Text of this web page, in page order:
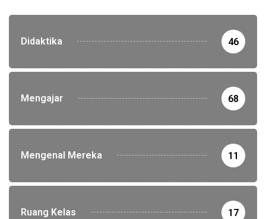
Didaktika 46
Mengajar 68
Mengenal Mereka 11
Ruang Kelas 17